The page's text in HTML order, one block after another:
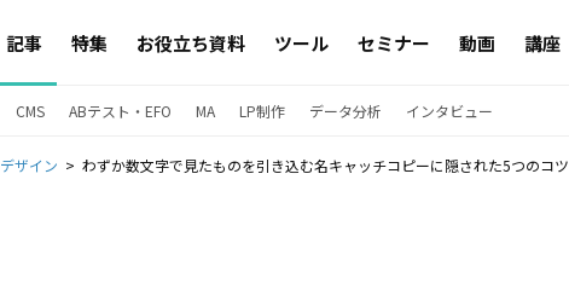
記事 特集 お役立ち資料 ツール セミナー 動画 講座
CMS ABテスト・EFO MA LP制作 データ分析 インタビュー
デザイン わずか数文字で見たものを引き込む名キャッチコピーに隠された5つのコツ